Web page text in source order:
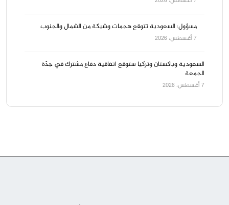
مسؤول: السعودية تتوقع هجمات وشيكة من الشمال والجنوب
7 أغسطس، 2026
السعودية وباكستان وتركيا ستوقع اتفاقية دفاع مشترك في جدّة
الجمعة
7 أغسطس، 2026